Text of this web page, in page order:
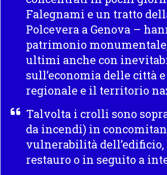
Falegnami e un tratto
Polcevera a Genova –
patrimonio
ultimi anche con
sull’economia delle città
regionale e il territorio
Talvolta i crolli sono
da incendi) in
vulnerabilità
restauro o in seguito a